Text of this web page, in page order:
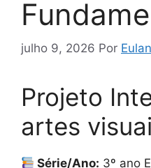
julho 9, 2026 Por
Projeto
artes
Série/Ano: 3º ano